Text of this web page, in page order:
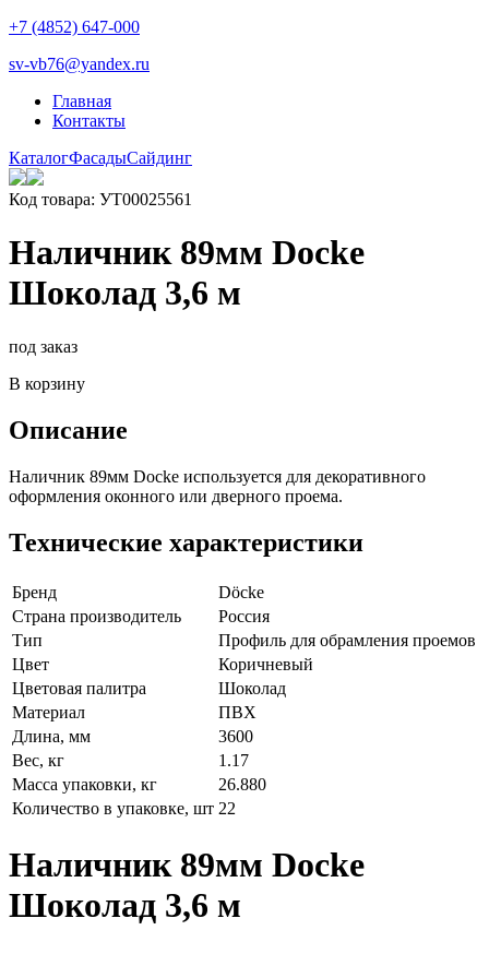
+7 (4852) 647-000
sv-vb76@yandex.ru
Главная
Контакты
КаталогФасадыСайдинг
Код товара: УТ00025561
Наличник 89мм Docke
Шоколад 3,6 м
под заказ
В корзину
Описание
Наличник 89мм Docke используется для декоративного
оформления оконного или дверного проема.
Технические характеристики
Бренд
Döcke
Страна производитель
Россия
Тип
Профиль для обрамления проемов
Цвет
Коричневый
Цветовая палитра
Шоколад
Материал
ПВХ
Длина, мм
3600
Вес, кг
1.17
Масса упаковки, кг
26.880
Количество в упаковке, шт 22
Наличник 89мм Docke
Шоколад 3,6 м